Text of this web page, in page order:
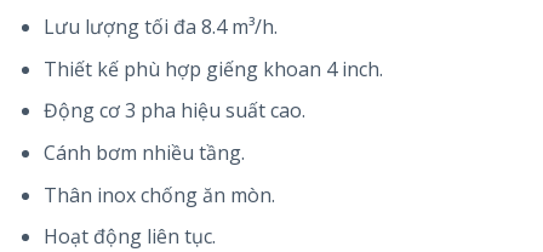
Lưu lượng tối đa 8.4 m³/h.
Thiết kế phù hợp giếng khoan 4 inch.
Động cơ 3 pha hiệu suất cao.
Cánh bơm nhiều tầng.
Thân inox chống ăn mòn.
Hoạt động liên tục.